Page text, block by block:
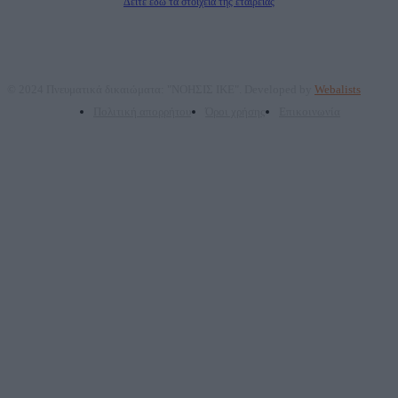
Webalists